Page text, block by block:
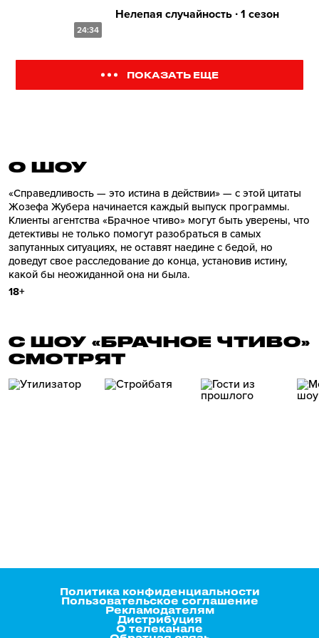
24:34
Нелепая случайность ∙ 1 сезон
ПОКАЗАТЬ ЕЩЕ
О ШОУ
«Справедливость — это истина в действии» — с этой цитаты
Жозефа Жубера начинается каждый выпуск программы.
Клиенты агентства «Брачное чтиво» могут быть уверены, что
детективы не только помогут разобраться в самых
запутанных ситуациях, не оставят наедине с бедой, но
доведут свое расследование до конца, установив истину,
какой бы неожиданной она ни была.
18+
С ШОУ «БРАЧНОЕ ЧТИВО»
СМОТРЯТ
Политика конфиденциальности
Пользовательское соглашение
Рекламодателям
Дистрибуция
О телеканале